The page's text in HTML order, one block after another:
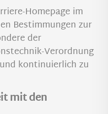
Homepage im
Bestimmungen zur
der
Verordnung
kontinuierlich zu
mit den